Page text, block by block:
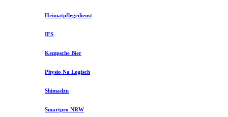
Heimatpflegedienst
IFS
Kempsche Bier
Physio Na Logisch
Shimadzu
Smartpro NRW